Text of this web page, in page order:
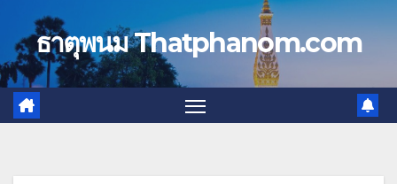
contentธาตุพนม Thatphanom.com